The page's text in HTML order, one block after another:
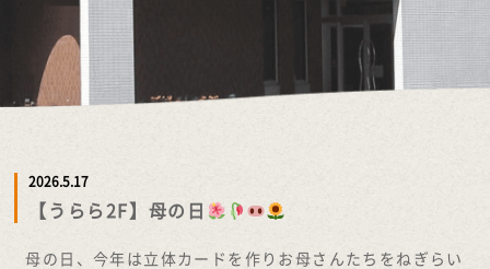
2026.5.17
【うらら2F】母の日
母の日、今年は立体カードを作りお母さんたちをねぎらい